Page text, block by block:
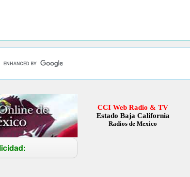
CCI Web Radio & TV
Estado Baja California
Radios de Mexico